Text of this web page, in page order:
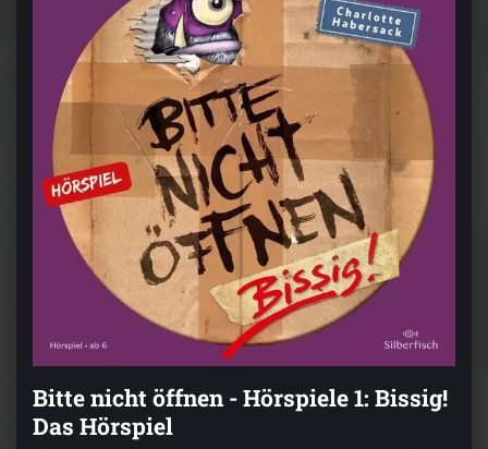
Bitte nicht öffnen - Hörspiele 1: Bissig!
Das Hörspiel